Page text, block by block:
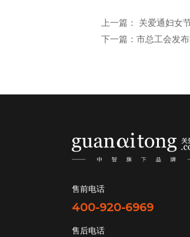
邮箱：
上一篇： 关爱通妇女
下一篇：市总工会发
售前电话
400-920-6969
售后电话